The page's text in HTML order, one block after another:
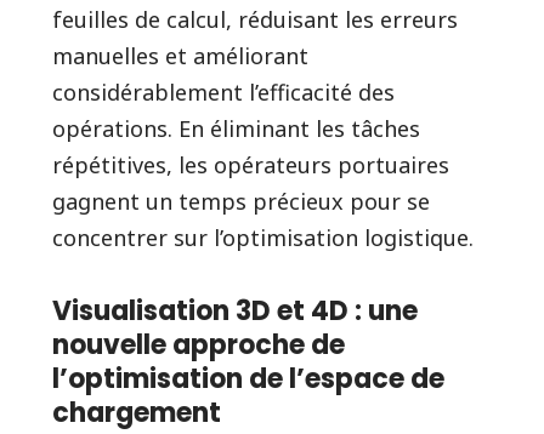
feuilles de calcul, réduisant les erreurs
manuelles et améliorant
considérablement l’efficacité des
opérations. En éliminant les tâches
répétitives, les opérateurs portuaires
gagnent un temps précieux pour se
concentrer sur l’optimisation logistique.
Visualisation 3D et 4D : une
nouvelle approche de
l’optimisation de l’espace de
chargement